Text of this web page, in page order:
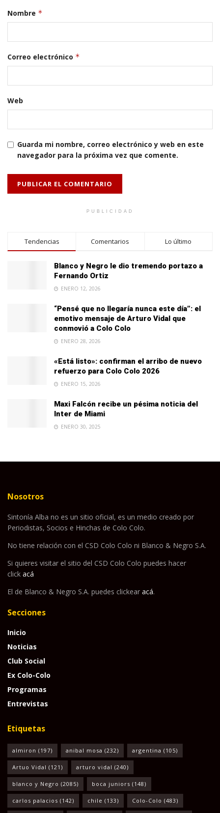
Nombre *
Correo electrónico *
Web
Guarda mi nombre, correo electrónico y web en este
navegador para la próxima vez que comente.
PUBLICIDAD
Tendencias Comentarios Lo último
Blanco y Negro le dio tremendo portazo a
Fernando Ortiz
ENERO 12, 2026
“Pensé que no llegaría nunca este día”: el
emotivo mensaje de Arturo Vidal que
conmovió a Colo Colo
ENERO 28, 2026
«Está listo»: confirman el arribo de nuevo
refuerzo para Colo Colo 2026
ENERO 15, 2026
Maxi Falcón recibe un pésima noticia del
Inter de Miami
ENERO 30, 2025
Nosotros
Sintonía Alba no es un sitio oficial, es un medio creado por
Periodistas, Socios e Hinchas de Colo Colo.
No tiene relación con el CSD Colo Colo ni Blanco & Negro S.A.
Si quieres visitar el sitio del CSD Colo Colo puedes hacer
click acá
El de Blanco & Negro S.A. puedes clickear acá.
Secciones
Inicio
Noticias
Club Social
Ex Colo-Colo
Programas
Entrevistas
Etiquetas
almiron (197) anibal mosa (232) argentina (105)
Artuo Vidal (121) arturo vidal (240)
blanco y Negro (2085) boca juniors (148)
carlos palacios (142) chile (133) Colo-Colo (483)